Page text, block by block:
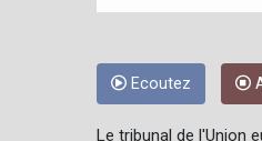
Ecoutez
Le tribunal de l'Union